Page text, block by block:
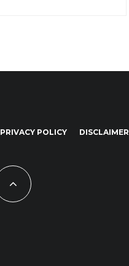
PRIVACY POLICY DISCLAIMER